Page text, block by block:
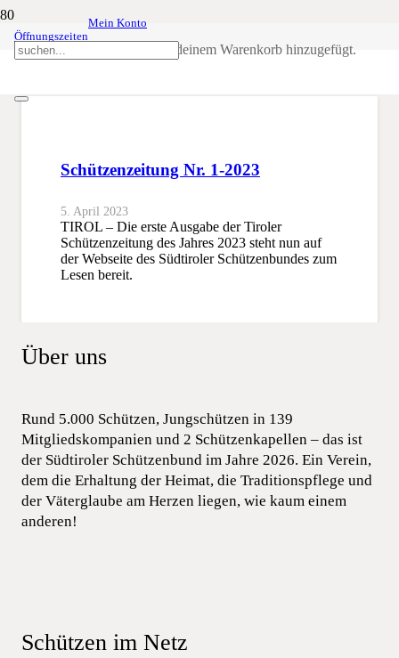
Öffnungszeiten
Mein Konto
wurde deinem Warenkorb hinzugefügt.
1-2023
Schützenzeitung Nr. 1-2023
5. April 2023
TIROL – Die erste Ausgabe der Tiroler
Schützenzeitung des Jahres 2023 steht nun auf
der Webseite des Südtiroler Schützenbundes zum
Lesen bereit.
Über uns
Rund 5.000 Schützen, Jungschützen in 139
Mitgliedskompanien und 2 Schützenkapellen – das ist
der Südtiroler Schützenbund im Jahre 2026. Ein Verein,
dem die Erhaltung der Heimat, die Traditionspflege und
der Väterglaube am Herzen liegen, wie kaum einem
anderen!
Schützen im Netz